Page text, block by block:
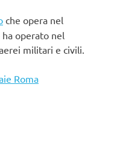
che opera nel
ha operato nel
militari e civili.
Roma